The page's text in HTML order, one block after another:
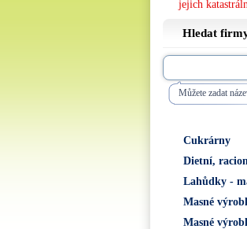
jejich
Hledat
Můžete zadat
Cukrárny
Dietní,
Lahůdky -
Masné
Masné